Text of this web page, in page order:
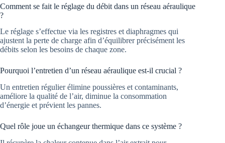
Comment se fait le réglage du débit dans un réseau aéraulique
?
Le réglage s’effectue via les registres et diaphragmes qui
ajustent la perte de charge afin d’équilibrer précisément les
débits selon les besoins de chaque zone.
Pourquoi l’entretien d’un réseau aéraulique est-il crucial ?
Un entretien régulier élimine poussières et contaminants,
améliore la qualité de l’air, diminue la consommation
d’énergie et prévient les pannes.
Quel rôle joue un échangeur thermique dans ce système ?